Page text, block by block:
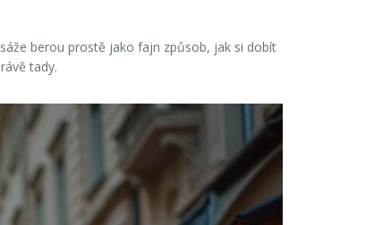
berou prostě jako fajn způsob, jak si dobít
tady.